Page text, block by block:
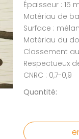
Épaisseur : 15
Matériau de
Surface :
Matériau du
Classement
Respectueux
CNRC : 0,7-0,9
Quantité: